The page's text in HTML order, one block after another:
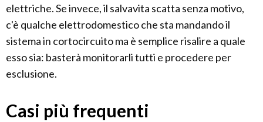
elettriche. Se invece, il salvavita scatta senza motivo,
c'è qualche elettrodomestico che sta mandando il
sistema in cortocircuito ma è semplice risalire a quale
esso sia: basterà monitorarli tutti e procedere per
esclusione.
Casi più frequenti